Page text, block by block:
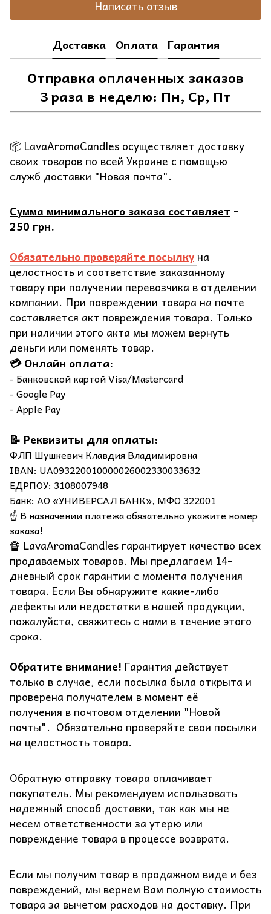
Написать отзыв
Доставка Оплата Гарантия
Отправка оплаченных заказов
3 раза в неделю: Пн, Ср, Пт
📦 LavaAromaCandles осуществляет доставку
своих товаров по всей Украине с помощью
служб доставки "Новая почта".
Сумма минимального заказа составляет -
250 грн.
Обязательно проверяйте посылку на
целостность и соответствие заказанному
товару при получении перевозчика в отделении
компании. При повреждении товара на почте
составляется акт повреждения товара. Только
при наличии этого акта мы можем вернуть
деньги или поменять товар.
💳 Онлайн оплата:
- Банковской картой Visa/Mastercard
- Google Pay
- Apple Pay
📝 Реквизиты для оплаты:
ФЛП Шушкевич Клавдия Владимировна
IBAN: UA093220010000026002330033632
ЕДРПОУ: 3108007948
Банк: АО «УНИВЕРСАЛ БАНК», МФО 322001
☝️ В назначении платежа обязательно укажите номер
заказа!
🔏 LavaAromaCandles гарантирует качество всех
продаваемых товаров. Мы предлагаем 14-
дневный срок гарантии с момента получения
товара. Если Вы обнаружите какие-либо
дефекты или недостатки в нашей продукции,
пожалуйста, свяжитесь с нами в течение этого
срока.
Обратите внимание! Гарантия действует
только в случае, если посылка была открыта и
проверена получателем в момент её
получения в почтовом отделении "Новой
почты". Обязательно проверяйте свои посылки
на целостность товара.
Обратную отправку товара оплачивает
покупатель. Мы рекомендуем использовать
надежный способ доставки, так как мы не
несем ответственности за утерю или
повреждение товара в процессе возврата.
Если мы получим товар в продажном виде и без
повреждений, мы вернем Вам полную стоимость
товара за вычетом расходов на доставку. При